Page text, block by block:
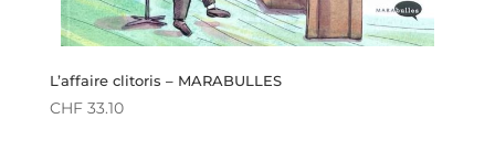
L’affaire clitoris – MARABULLES
CHF33.10